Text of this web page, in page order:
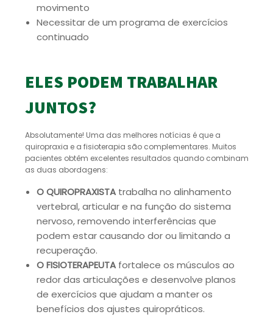
movimento
Necessitar de um programa de exercícios
continuado
ELES PODEM TRABALHAR
JUNTOS?
Absolutamente! Uma das melhores notícias é que a
quiropraxia e a fisioterapia são complementares. Muitos
pacientes obtêm excelentes resultados quando combinam
as duas abordagens:
O QUIROPRAXISTAtrabalha no alinhamento
vertebral, articular e na função do sistema
nervoso, removendo interferências que
podem estar causando dor ou limitando a
recuperação.
O FISIOTERAPEUTAfortalece os músculos ao
redor das articulações e desenvolve planos
de exercícios que ajudam a manter os
benefícios dos ajustes quiropráticos.